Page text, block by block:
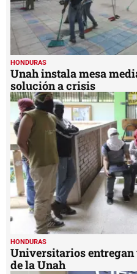
HONDURAS
Unah instala mesa
solución a crisis
HONDURAS
Universitarios
de la Unah